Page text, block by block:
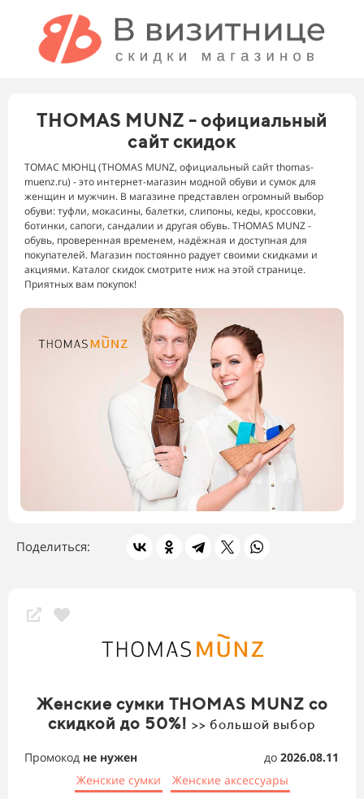
THOMAS MUNZ - официальный
сайт скидок
ТОМАС МЮНЦ (THOMAS MUNZ, официальный сайт thomas-
muenz.ru) - это интернет-магазин модной обуви и сумок для
женщин и мужчин. В магазине представлен огромный выбор
обуви: туфли, мокасины, балетки, слипоны, кеды, кроссовки,
ботинки, сапоги, сандалии и другая обувь. THOMAS MUNZ -
обувь, проверенная временем, надёжная и доступная для
покупателей. Магазин постоянно радует своими скидками и
акциями. Каталог скидок смотрите ниж на этой странице.
Приятных вам покупок!
Поделиться:
Женские сумки THOMAS MUNZ со
скидкой до 50%! >> большой выбор
Промокод не нужен до 2026.08.11
Женские сумки
Женские аксессуары